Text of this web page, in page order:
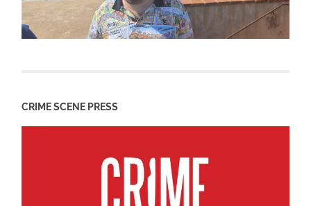
CRIME SCENE PRESS